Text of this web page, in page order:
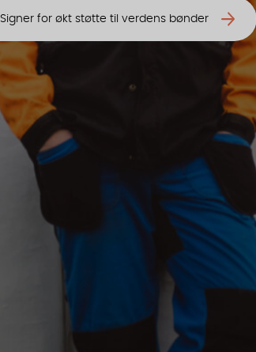
Signer for økt støtte til verdens bønder